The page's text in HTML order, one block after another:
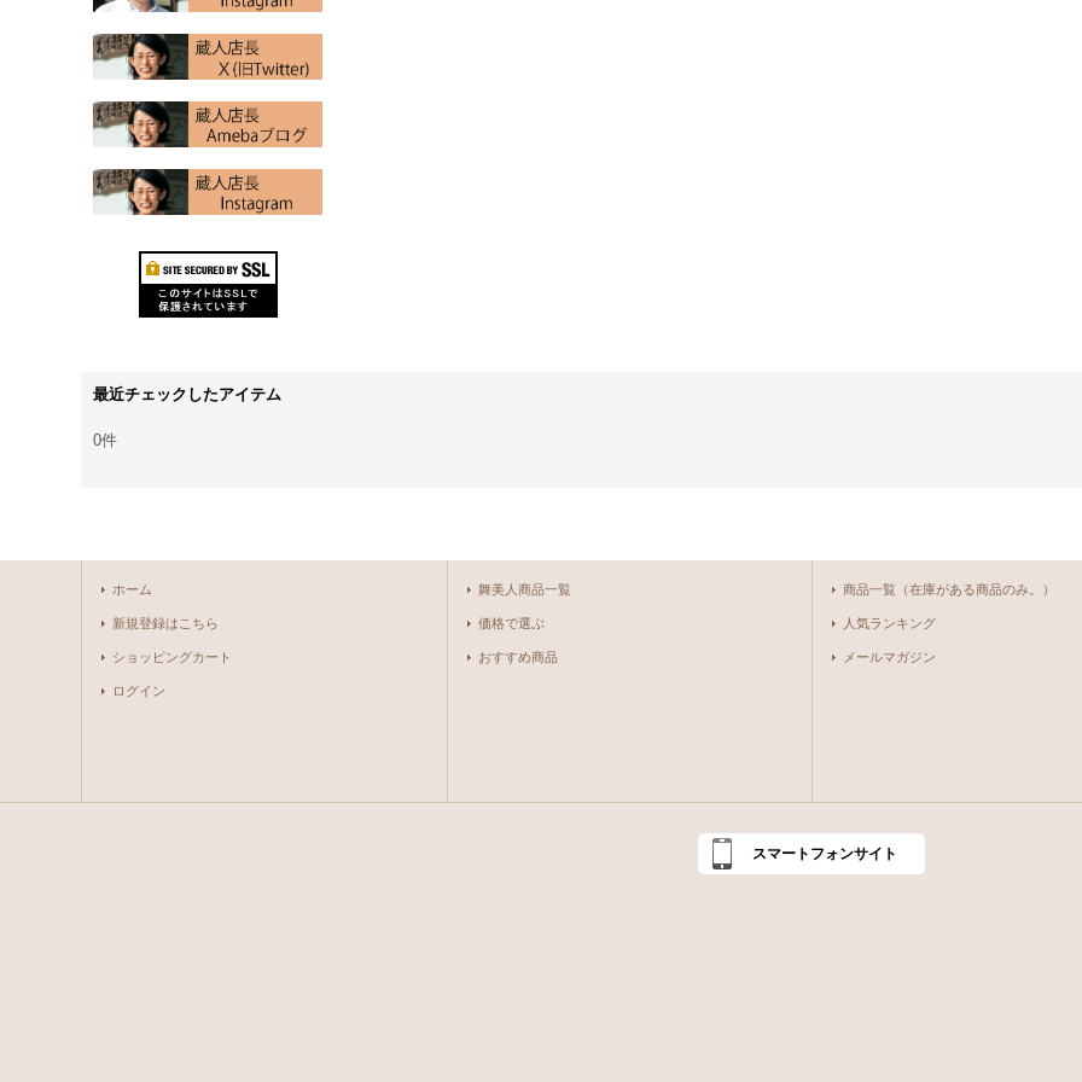
最近チェックしたアイテム
0件
ホーム
新規登録はこちら
ショッピングカート
ログイン
舞美人商品一覧
価格で選ぶ
おすすめ商品
商品一覧（在庫がある商品のみ。）
人気ランキング
メールマガジン
スマートフォンサイト